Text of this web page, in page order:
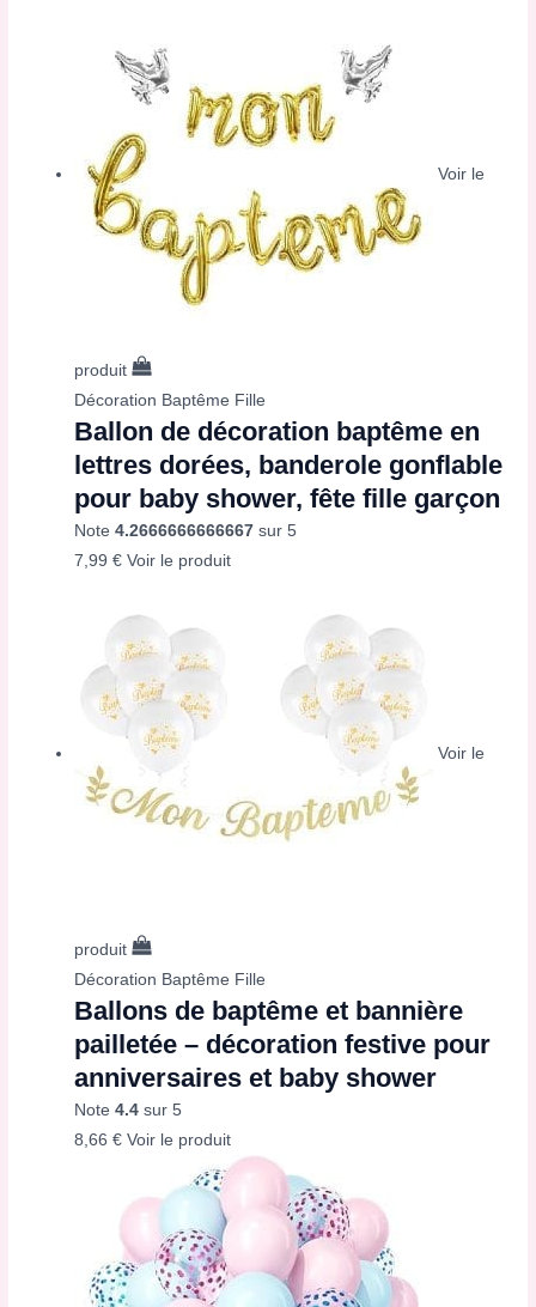
Voir le
produit
Décoration Baptême Fille
Ballon de décoration baptême en
lettres dorées, banderole gonflable
pour baby shower, fête fille garçon
Note4.2666666666667 sur 5
7,99€ Voir le produit
Voir le
produit
Décoration Baptême Fille
Ballons de baptême et bannière
pailletée – décoration festive pour
anniversaires et baby shower
Note4.4 sur 5
8,66€ Voir le produit